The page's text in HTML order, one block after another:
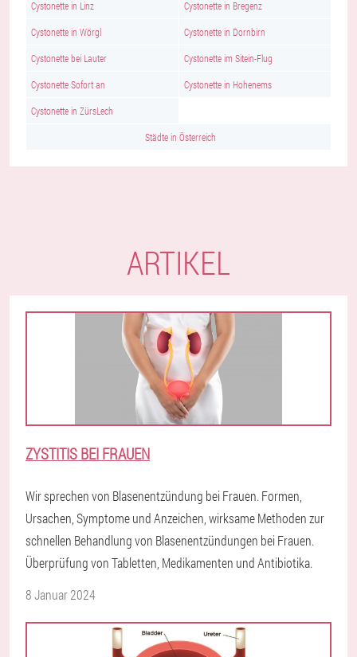
Cystonette in Linz Cystonette in Bregenz
Cystonette in Wörgl Cystonette in Dornbirn
Cystonette bei Lauter Cystonette im Sitein-Flug
Cystonette Sofort an Cystonette in Hohenems
Cystonette in ZürsLech
Städte in Österreich
ARTIKEL
ZYSTITIS BEI FRAUEN
Wir sprechen von Blasenentzündung bei Frauen. Formen,
Ursachen, Symptome und Anzeichen, wirksame Methoden zur
schnellen Behandlung von Blasenentzündungen bei Frauen.
Überprüfung von Tabletten, Medikamenten und Antibiotika.
8 Januar 2024